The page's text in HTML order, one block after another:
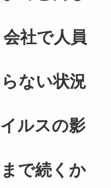
社で人員
ない状況
ルスの影
で続くか